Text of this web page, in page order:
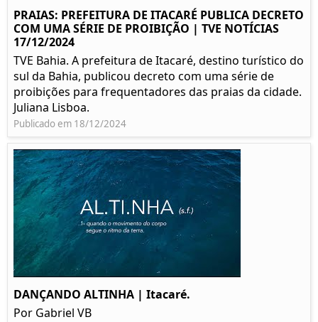
PRAIAS: PREFEITURA DE ITACARÉ PUBLICA DECRETO
COM UMA SÉRIE DE PROIBIÇÃO | TVE NOTÍCIAS
17/12/2024
TVE Bahia. A prefeitura de Itacaré, destino turístico do
sul da Bahia, publicou decreto com uma série de
proibições para frequentadores das praias da cidade.
Juliana Lisboa.
Publicado em 18/12/2024
DANÇANDO ALTINHA | Itacaré.
Por Gabriel VB